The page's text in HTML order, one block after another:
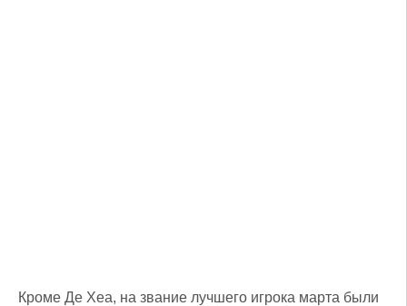
Кроме Де Хеа, на звание лучшего игрока марта были